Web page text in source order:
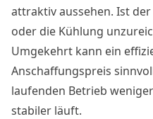
attraktiv aussehen. Ist
oder die Kühlung
Umgekehrt kann ein
Anschaffungspreis
laufenden Betrieb
stabiler läuft.